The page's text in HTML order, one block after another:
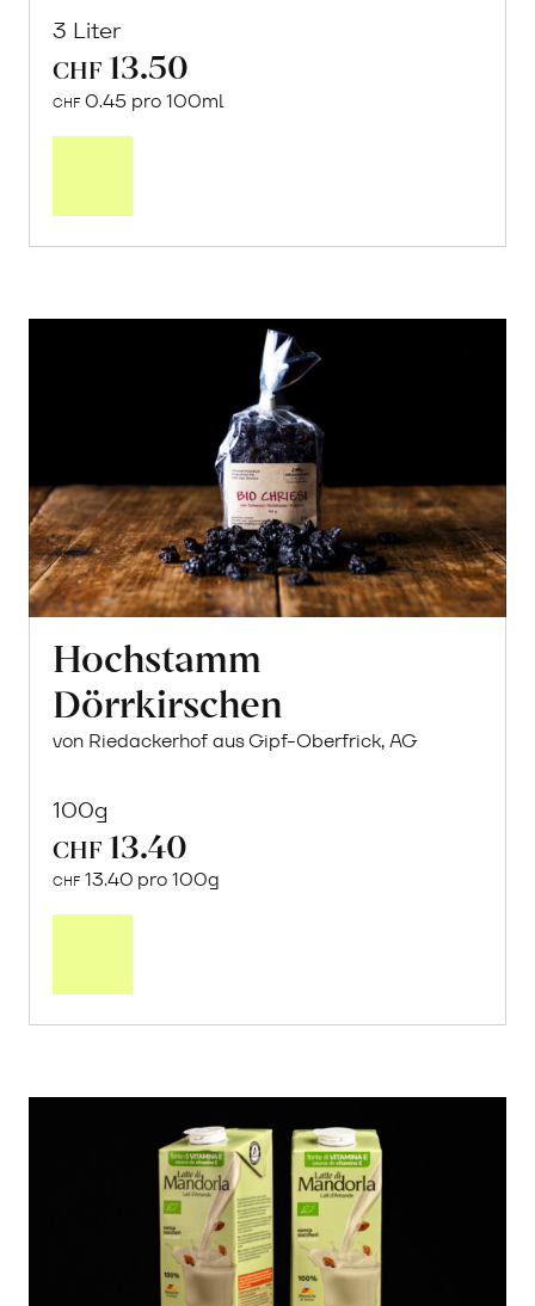
3 Liter
CHF 13.50
CHF 0.45 pro 100ml
Hochstamm
Dörrkirschen
von Riedackerhof aus Gipf-Oberfrick, AG
100g
CHF 13.40
CHF 13.40 pro 100g